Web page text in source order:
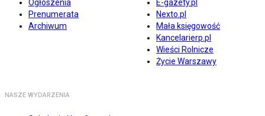
Ogłoszenia
Prenumerata
Archiwum
E-gazety.pl
Nexto.pl
Mała księgowość
Kancelarierp.pl
Wieści Rolnicze
Życie Warszawy
NASZE WYDARZENIA